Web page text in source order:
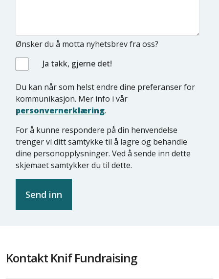
Ønsker du å motta nyhetsbrev fra oss?
Ja takk, gjerne det!
Du kan når som helst endre dine preferanser for
kommunikasjon. Mer info i vår
personvernerklæring.
For å kunne respondere på din henvendelse
trenger vi ditt samtykke til å lagre og behandle
dine personopplysninger. Ved å sende inn dette
skjemaet samtykker du til dette.
Kontakt Knif Fundraising